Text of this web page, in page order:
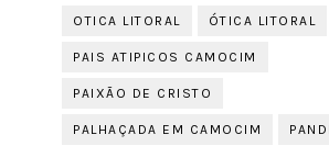
OTICA LITORAL ÓTICA LITORAL
PAIS ATIPICOS CAMOCIM
PAIXÃO DE CRISTO
PALHAÇADA EM CAMOCIM